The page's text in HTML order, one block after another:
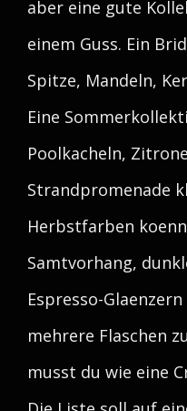
aber eine gute
einem Guss. Ein
Spitze, Mandeln,
Eine
Poolkacheln,
Strandpromenade
Herbstfarben
Samtvorhang,
Espresso-
mehrere Flaschen
musst du wie eine